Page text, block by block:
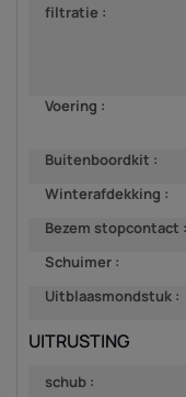
filtratie :
Voering :
Buitenboordkit :
Winterafdekking :
Bezem stopcontact :
Schuimer :
Uitblaasmondstuk :
UITRUSTING
schub :